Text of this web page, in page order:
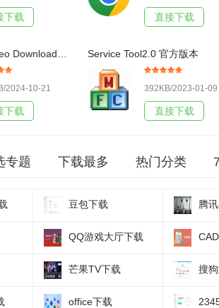
下载 直接下载
2024-10-21
下载
Service Tool2.0 官方版本
392KB/2023-01-09
直接下载
专题 下载最多 热门分类
豆包下载 腾
QQ游戏大厅下载
芒果TV下载 搜
office下载